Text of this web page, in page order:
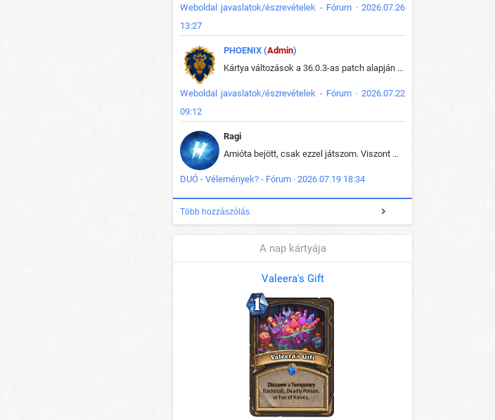
Weboldal javaslatok/észrevételek - Fórum · 2026.07.26
13:27
PHOENIX (Admin)
Kártya változások a 36.0.3-as patch alapján frissítve az adatbázisban (képek is cserélve).
Weboldal javaslatok/észrevételek - Fórum · 2026.07.22
09:12
Ragi
Amióta bejött, csak ezzel játszom. Viszont mint minden más - akár az alapjáték is, ez is baromira összetett lett. Néha már pár kör után is esélytelen az egész. Vagy irreállisan túltápol valaki, vagy lelép a partner, vagy csak hülye mint a segg. És amikor eljönne az én időm, na akkor jön el mindenki másé is. Engem jobban érdekelne, hogy ki milyen ratingen szokott játszani. Na ez lenne egy érdekes adat.
DUÓ - Vélemények? - Fórum · 2026.07.19 18:34
Több hozzászólás
A nap kártyája
Valeera's Gift